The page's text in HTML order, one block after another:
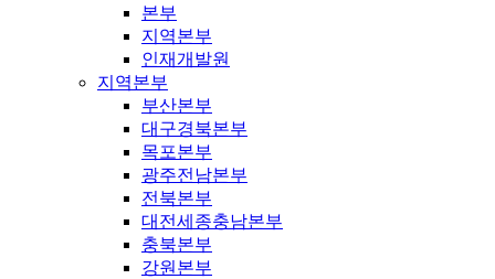
본부
지역본부
인재개발원
지역본부
부산본부
대구경북본부
목포본부
광주전남본부
전북본부
대전세종충남본부
충북본부
강원본부